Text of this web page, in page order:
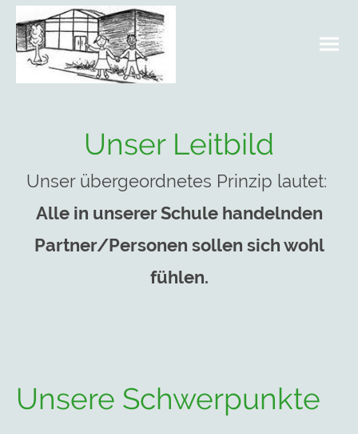
Unser Leitbild
Unser übergeordnetes Prinzip lautet:
Alle in unserer Schule handelnden
Partner/Personen sollen sich wohl
fühlen.
Unsere Schwerpunkte